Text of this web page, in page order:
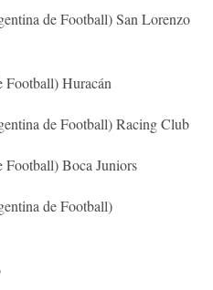
de Football) San Lorenzo
Football) Huracán
de Football) Racing Club
Football) Boca Juniors
de Football)